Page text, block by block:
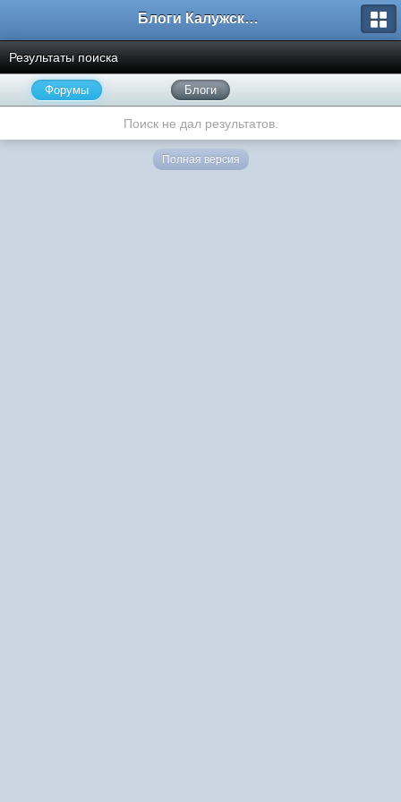
Блоги Калужского перекрестка
Результаты поиска
Форумы Блоги
Поиск не дал результатов.
Полная версия